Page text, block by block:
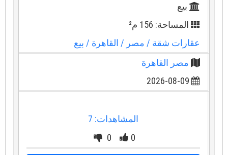
بيع
المساحة: 156 م²
عقارات شقة / مصر / القاهرة/ بيع
مصر القاهرة
2026-08-09
المشاهدات: 7
0
0